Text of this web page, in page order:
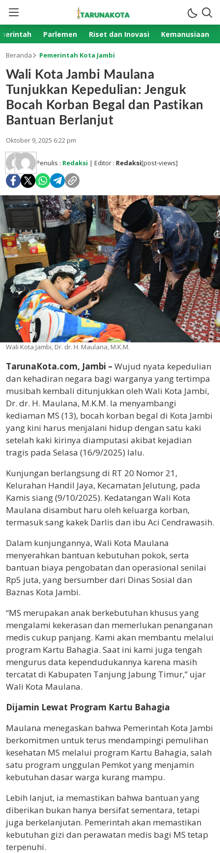
Parlemen Riset dan Inovasi Kemanusiaan
Beranda Pemerintah Kota Jambi
Wali Kota Jambi Maulana
Tunjukkan Kepedulian: Jenguk
Bocah Korban Begal dan Pastikan
Bantuan Berlanjut
Oktober 9, 2025 6:22 pm
Penulis : Redaksi | Editor : Redaksi[post-views]
Wali Kota Jambi, Dr. dr. H. Maulana, M.K.M.
TarunaKota.com, Jambi – Wujud nyata kepedulian
dan kehadiran negara bagi warganya yang tertimpa
musibah kembali ditunjukkan oleh Wali Kota Jambi,
Dr. dr. H. Maulana, M.K.M. Ia menyambangi
kediaman MS (13), bocah korban begal di Kota Jambi
yang kini harus menjalani hidup dengan satu kaki
setelah kaki kirinya diamputasi akibat kejadian
tragis pada Selasa (16/9/2025) lalu.
Kunjungan berlangsung di RT 20 Nomor 21,
Kelurahan Handil Jaya, Kecamatan Jelutung, pada
Kamis siang (9/10/2025). Kedatangan Wali Kota
Maulana disambut haru oleh keluarga korban,
termasuk sang kakek Darlis dan ibu Aci Cendrawasih.
Dalam kunjungannya, Wali Kota Maulana
menyerahkan bantuan kebutuhan pokok, serta
bantuan biaya pengobatan dan operasional senilai
Rp5 juta, yang bersumber dari Dinas Sosial dan
Baznas Kota Jambi.
“MS merupakan anak berkebutuhan khusus yang
mengalami kekerasan dan memerlukan penanganan
medis cukup panjang. Kami akan membantu melalui
program Kartu Bahagia. Saat ini kami juga tengah
mengurus data kependudukannya karena masih
tercatat di Kabupaten Tanjung Jabung Timur,” ujar
Wali Kota Maulana.
Dijamin Lewat Program Kartu Bahagia
Maulana menegaskan bahwa Pemerintah Kota Jambi
berkomitmen untuk terus mendampingi pemulihan
kesehatan MS melalui program Kartu Bahagia, salah
satu program unggulan Pemkot yang menjamin
kebutuhan dasar warga kurang mampu.
Lebih lanjut, ia memastikan bahwa bantuan yang
diberikan bukan hanya bersifat sementara, tetapi
juga berkelanjutan. Pemerintah akan memastikan
kebutuhan gizi dan perawatan medis bagi MS tetap
terpenuhi.